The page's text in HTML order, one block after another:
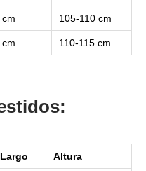
105-110 cm
110-115 cm
Largo Altura